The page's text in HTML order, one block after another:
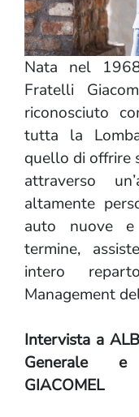
Nata nel
Fratelli
riconosciuto
tutta la
quello di offrire
attraverso
altamente
auto nuove
termine,
intero
Management
Intervista a
Generale e
GIACOMEL